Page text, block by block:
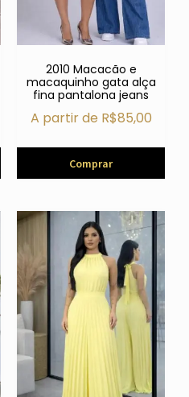
2010 Macacão e
macaquinho gata alça
fina pantalona jeans
A partir de R$85,00
Comprar